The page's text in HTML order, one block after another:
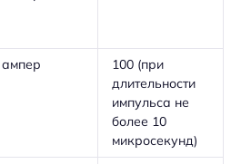
ампер
100 (при
длительности
импульса не
более 10
микросекунд)